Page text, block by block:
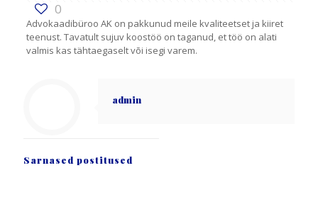
0
Advokaadibüroo AK on pakkunud meile kvaliteetset ja kiiret
teenust. Tavatult sujuv koostöö on taganud, et töö on alati
valmis kas tähtaegaselt või isegi varem.
admin
Sarnased postitused